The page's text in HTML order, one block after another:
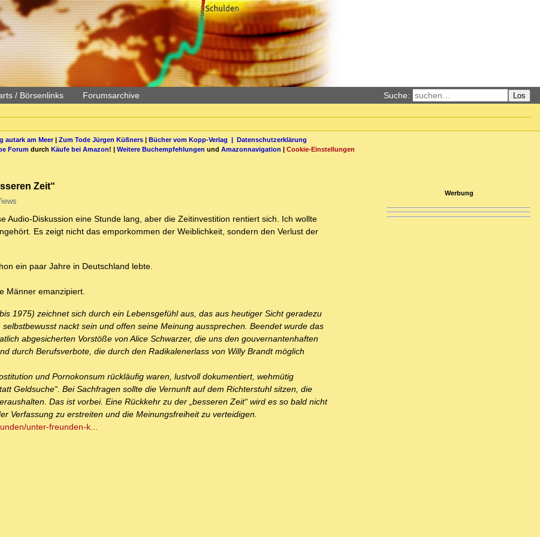
/ Börsenlinks Forumsarchive Suche: Los
autark am Meer| Zum Tode Jürgen Küßners| Bücher vom Kopp-Verlag | Datenschutzerklärung
Forum durch Käufe bei Amazon! | Weitere Buchempfehlungen und Amazonnavigation | Cookie-Einstellungen
Zeit“
Audio-Diskussion eine Stunde lang, aber die Zeitinvestition rentiert sich. Ich wollte
Es zeigt nicht das emporkommen der Weiblichkeit, sondern den Verlust der
ein paar Jahre in Deutschland lebte.
Männer emanzipiert.
1975) zeichnet sich durch ein Lebensgefühl aus, das aus heutiger Sicht geradezu
nackt sein und offen seine Meinung aussprechen. Beendet wurde das
abgesicherten Vorstöße von Alice Schwarzer, die uns den gouvernantenhaften
durch Berufsverbote, die durch den Radikalenerlass von Willy Brandt möglich
und Pornokonsum rückläufig waren, lustvoll dokumentiert, wehmütig
Geldsuche“. Bei Sachfragen sollte die Vernunft auf dem Richterstuhl sitzen, die
Das ist vorbei. Eine Rückkehr zu der „besseren Zeit“ wird es so bald nicht
Verfassung zu erstreiten und die Meinungsfreiheit zu verteidigen.
unter-freunden-k...
Werbung